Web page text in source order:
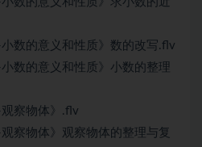
数的意义和性质》数的改写.flv
数的意义和性质》小数的整理
察物体》.flv
察物体》观察物体的整理与复